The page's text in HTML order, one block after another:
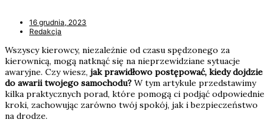
16 grudnia, 2023
Redakcja
Wszyscy kierowcy, niezależnie od czasu spędzonego za
kierownicą, mogą natknąć się na nieprzewidziane sytuacje
awaryjne. Czy wiesz, jak prawidłowo postępować, kiedy dojdzie
do awarii twojego samochodu? W tym artykule przedstawimy
kilka praktycznych porad, które pomogą ci podjąć odpowiednie
kroki, zachowując zarówno twój spokój, jak i bezpieczeństwo
na drodze.